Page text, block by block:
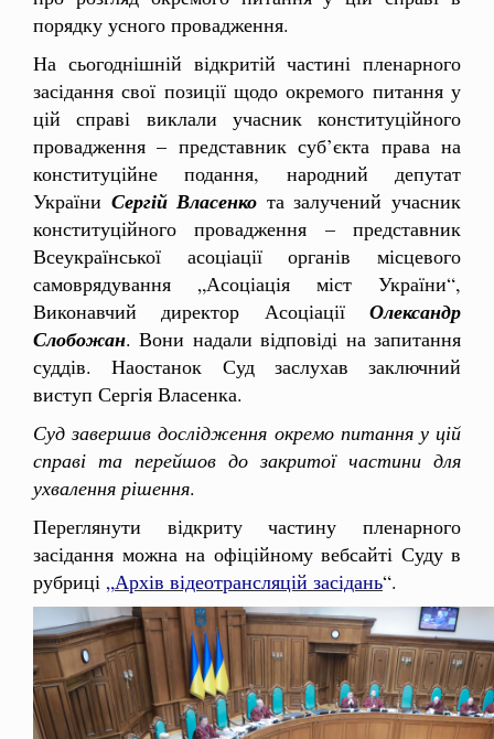
порядку усного провадження.
На сьогоднішній відкритій частині пленарного
засідання свої позиції щодо окремого питання у
цій справі виклали учасник конституційного
провадження – представник суб’єкта права на
конституційне подання, народний депутат
України Сергій Власенко та залучений учасник
конституційного провадження – представник
Всеукраїнської асоціації органів місцевого
самоврядування „Асоціація міст України“,
Виконавчий директор Асоціації Олександр
Слобожан. Вони надали відповіді на запитання
суддів. Наостанок Суд заслухав заключний
виступ Сергія Власенка.
Суд завершив дослідження окремо питання у цій
справі та перейшов до закритої частини для
ухвалення рішення.
Переглянути відкриту частину пленарного
засідання можна на офіційному вебсайті Суду в
рубриці „Архів відеотрансляцій засідань“.